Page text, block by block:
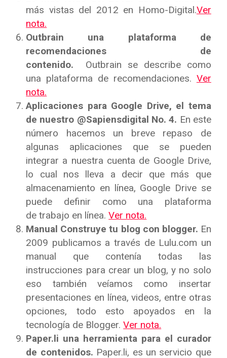
más vistas del 2012 en Homo-Digital.Ver
nota.
Outbrain una plataforma de
recomendaciones de
contenido.
Outbrain se describe como
una plataforma de recomendaciones. Ver
nota.
Aplicaciones para Google Drive, el tema
de nuestro @Sapiensdigital No. 4. En este
número hacemos un breve repaso de
algunas aplicaciones que se pueden
integrar a nuestra cuenta de Google Drive,
lo cual nos lleva a decir que más que
almacenamiento en línea, Google Drive se
puede definir como una plataforma
de trabajo en línea.Ver nota.
Manual Construye tu blog con blogger. En
2009 publicamos a través de Lulu.com un
manual que contenía todas las
instrucciones para crear un blog, y no solo
eso también veíamos como insertar
presentaciones en línea, videos, entre otras
opciones, todo esto apoyados en la
tecnología de Blogger.Ver nota.
Paper.li una herramienta para el curador
de contenidos. Paper.li, es un servicio que